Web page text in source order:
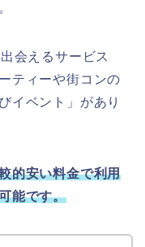
会えるサービス
ティーや街コンの
イベント」があり
的安い料金で利用
能です。